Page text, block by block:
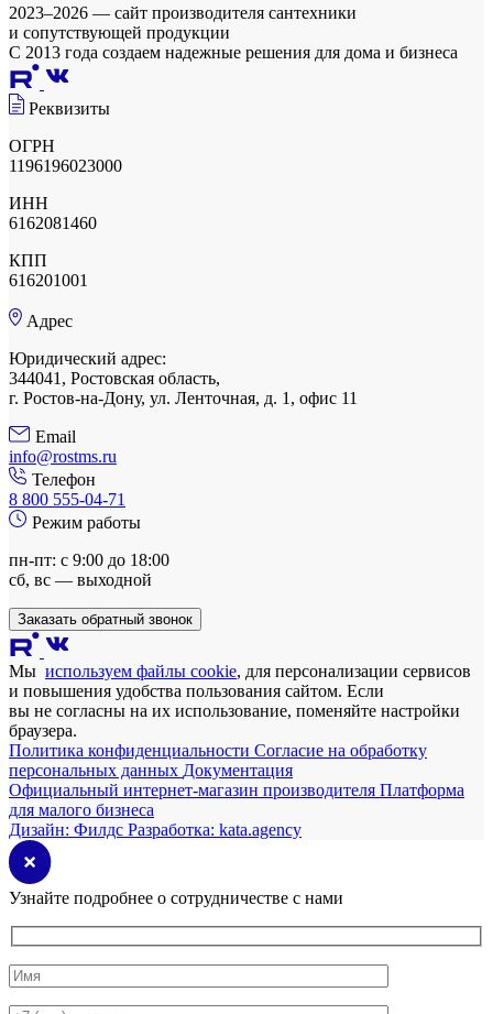
2023–2026 — сайт производителя сантехники
и сопутствующей продукции
С 2013 года создаем надежные решения для дома и бизнеса
Реквизиты
ОГРН
1196196023000
ИНН
6162081460
КПП
616201001
Адрес
Юридический адрес:
344041, Ростовская область,
г. Ростов-на-Дону, ул. Ленточная, д. 1, офис 11
Email
info@rostms.ru
Телефон
8 800 555-04-71
Режим работы
пн-пт: с 9:00 до 18:00
сб, вс — выходной
Заказать обратный звонок
Мы используем файлы cookie, для персонализации сервисов
и повышения удобства пользования сайтом. Если
вы не согласны на их использование, поменяйте настройки
браузера.
Политика конфиденциальности Согласие на обработку
персональных данных Документация
Официальный интернет-магазин производителя Платформа
для малого бизнеса
Дизайн: Филдс Разработка: kata.agency
Узнайте подробнее о сотрудничестве с нами